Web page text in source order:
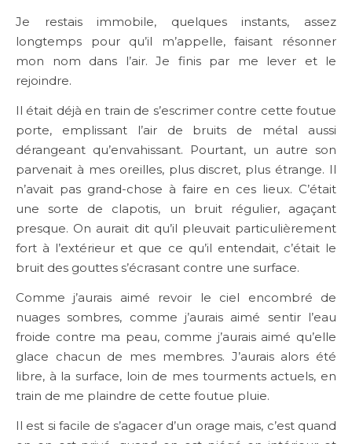
Je restais immobile, quelques instants, assez
longtemps pour qu’il m’appelle, faisant résonner
mon nom dans l’air. Je finis par me lever et le
rejoindre.
Il était déjà en train de s’escrimer contre cette foutue
porte, emplissant l’air de bruits de métal aussi
dérangeant qu’envahissant. Pourtant, un autre son
parvenait à mes oreilles, plus discret, plus étrange. Il
n’avait pas grand-chose à faire en ces lieux. C’était
une sorte de clapotis, un bruit régulier, agaçant
presque. On aurait dit qu’il pleuvait particulièrement
fort à l’extérieur et que ce qu’il entendait, c’était le
bruit des gouttes s’écrasant contre une surface.
Comme j’aurais aimé revoir le ciel encombré de
nuages sombres, comme j’aurais aimé sentir l’eau
froide contre ma peau, comme j’aurais aimé qu’elle
glace chacun de mes membres. J’aurais alors été
libre, à la surface, loin de mes tourments actuels, en
train de me plaindre de cette foutue pluie.
Il est si facile de s’agacer d’un orage mais, c’est quand